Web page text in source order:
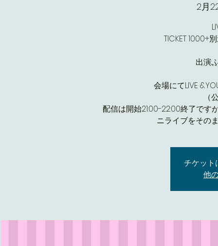
2月
TICKET 1000+
出演:
会場にてLIVE
（
配信は開始21:00-22:00終了です
ニライブをその
チケット
他